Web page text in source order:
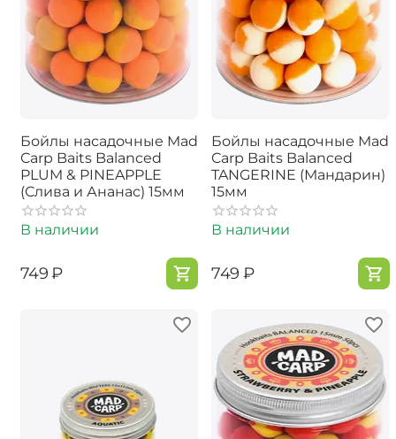
Бойлы насадочные Mad
Carp Baits Balanced
PLUM & PINEAPPLE
(Слива и Ананас) 15мм
В наличии
‍749‍ ₽
Бойлы насадочные Mad
Carp Baits Balanced
TANGERINE (Мандарин)
15мм
В наличии
‍749‍ ₽